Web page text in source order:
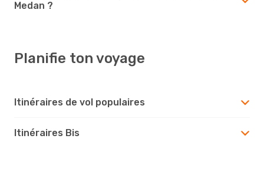
Medan ?
Planifie ton voyage
Itinéraires de vol populaires
Itinéraires Bis